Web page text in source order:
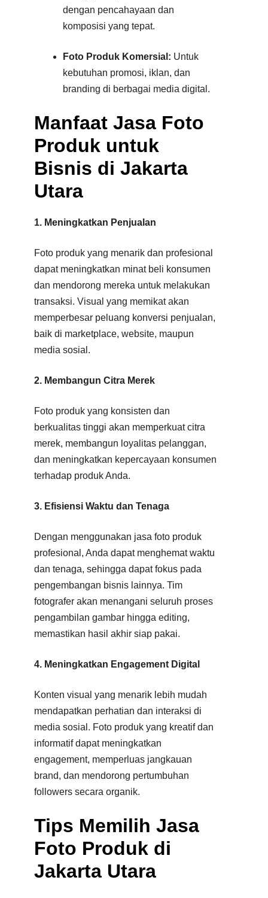
dengan pencahayaan dan
komposisi yang tepat.
Foto Produk Komersial: Untuk
kebutuhan promosi, iklan, dan
branding di berbagai media digital.
Manfaat Jasa Foto
Produk untuk
Bisnis di Jakarta
Utara
1. Meningkatkan Penjualan
Foto produk yang menarik dan profesional
dapat meningkatkan minat beli konsumen
dan mendorong mereka untuk melakukan
transaksi. Visual yang memikat akan
memperbesar peluang konversi penjualan,
baik di marketplace, website, maupun
media sosial.
2. Membangun Citra Merek
Foto produk yang konsisten dan
berkualitas tinggi akan memperkuat citra
merek, membangun loyalitas pelanggan,
dan meningkatkan kepercayaan konsumen
terhadap produk Anda.
3. Efisiensi Waktu dan Tenaga
Dengan menggunakan jasa foto produk
profesional, Anda dapat menghemat waktu
dan tenaga, sehingga dapat fokus pada
pengembangan bisnis lainnya. Tim
fotografer akan menangani seluruh proses
pengambilan gambar hingga editing,
memastikan hasil akhir siap pakai.
4. Meningkatkan Engagement Digital
Konten visual yang menarik lebih mudah
mendapatkan perhatian dan interaksi di
media sosial. Foto produk yang kreatif dan
informatif dapat meningkatkan
engagement, memperluas jangkauan
brand, dan mendorong pertumbuhan
followers secara organik.
Tips Memilih Jasa
Foto Produk di
Jakarta Utara